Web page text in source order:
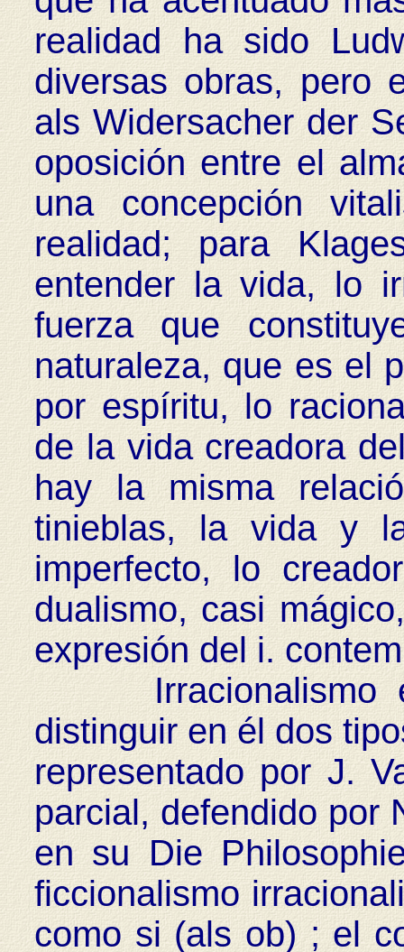
realidad ha sido
diversas obras, pero
als Widersacher der
oposición entre el
una concepción
realidad; para
entender la vida, lo
fuerza que
naturaleza, que es el
por espíritu, lo
de la vida creadora
hay la misma
tinieblas, la vida y
imperfecto, lo
dualismo, casi
expresión del i.
Irracionalismo
distinguir en él dos
representado por J.
parcial, defendido por
en su Die
ficcionalismo
como si (als ob) ; el